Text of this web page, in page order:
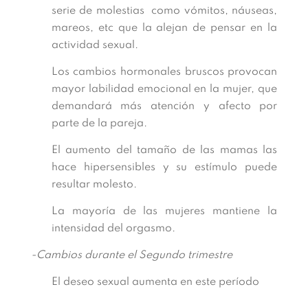
serie de molestias como vómitos, náuseas,
mareos, etc que la alejan de pensar en la
actividad sexual.
Los cambios hormonales bruscos provocan
mayor labilidad emocional en la mujer, que
demandará más atención y afecto por
parte de la pareja.
El aumento del tamaño de las mamas las
hace hipersensibles y su estímulo puede
resultar molesto.
La mayoría de las mujeres mantiene la
intensidad del orgasmo.
-Cambios durante el Segundo trimestre
El deseo sexual aumenta en este período